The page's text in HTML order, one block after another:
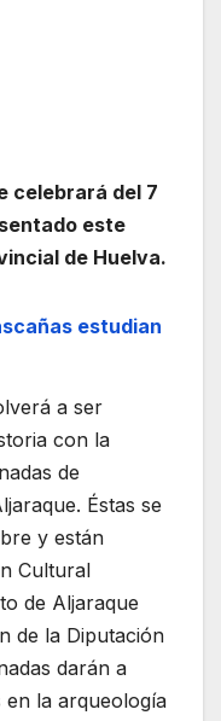
celebrará del 7
este
de Huelva.
estudian
a ser
con la
de
Éstas se
y están
Cultural
de Aljaraque
de la Diputación
darán a
la arqueología